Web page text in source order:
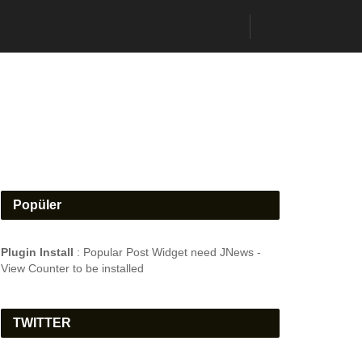
Popüler
Plugin Install : Popular Post Widget need JNews -
View Counter to be installed
TWITTER